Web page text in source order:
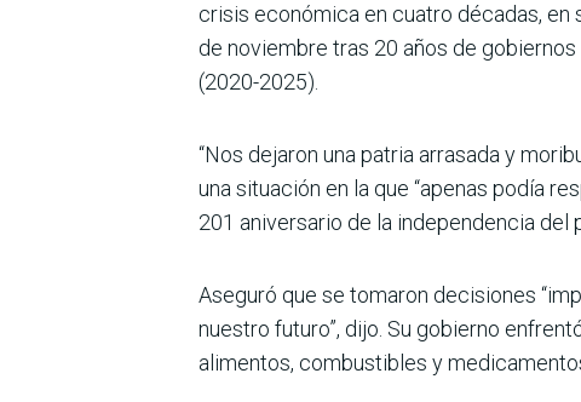
crisis económica en cuatro décadas, en
de noviembre tras 20 años de
(2020-2025).
“Nos dejaron una patria arrasada y
una situación en la que “apenas podía
201 aniversario de la independencia del
Aseguró que se tomaron decisiones
nuestro futuro”, dijo. Su gobierno
alimentos, combustibles y